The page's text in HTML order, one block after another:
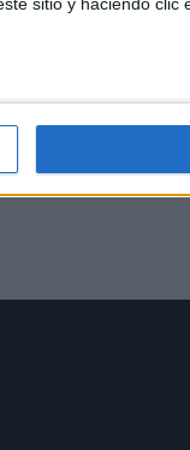
sitio y haciendo clic
silencioa las 12.00
las víctimas de los